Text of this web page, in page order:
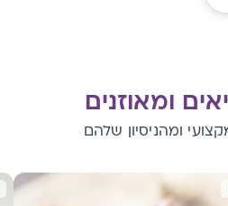
ומאוזנים
ומהניסיון שלהם